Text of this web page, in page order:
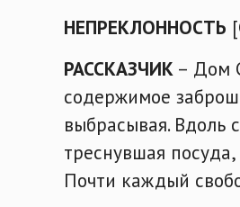
НЕПРЕКЛОННОСТЬ
РАССКАЗЧИК – Дом
содержимое
выбрасывая. Вдоль
треснувшая
Почти каждый